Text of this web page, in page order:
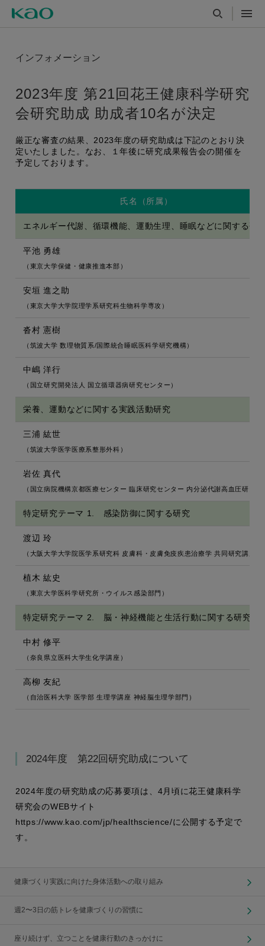
インフォメーション
2023年度 第21回花王健康科学研究
会研究助成 助成者10名が決定
厳正な審査の結果、2023年度の研究助成は下記のとおり決
定いたしました。なお、１年後に研究成果報告会の開催を
予定しております。
氏名（所属）
エネルギー代謝、循環機能、運動生理、睡眠などに関する研
平池 勇雄
（東京大学保健・健康推進本部）
安垣 進之助
（東京大学大学院理学系研究科生物科学専攻）
沓村 憲樹
（筑波大学 数理物質系/国際統合睡眠医科学研究機構）
中嶋 洋行
（国立研究開発法人 国立循環器病研究センター）
栄養、運動などに関する実践活動研究
三浦 紘世
（筑波大学医学医療系整形外科）
岩佐 真代
（国立病院機構京都医療センター 臨床研究センター 内分泌代謝高血圧研究部
特定研究テーマ 1. 感染防御に関する研究
渡辺 玲
（大阪大学大学院医学系研究科 皮膚科・皮膚免疫疾患治療学 共同研究講座）
植木 紘史
（東京大学医科学研究所・ウイルス感染部門）
特定研究テーマ 2. 脳・神経機能と生活行動に関する研究
中村 修平
（奈良県立医科大学生化学講座）
高柳 友紀
（自治医科大学 医学部 生理学講座 神経脳生理学部門）
2024年度 第22回研究助成について
2024年度の研究助成の応募要項は、4月頃に花王健康科学
研究会のWEBサイト
https://www.kao.com/jp/healthscience/に公開する予定で
す。
健康づくり実践に向けた身体活動への取り組み
週2〜3日の筋トレを健康づくりの習慣に
座り続けず、立つことを健康行動のきっかけに